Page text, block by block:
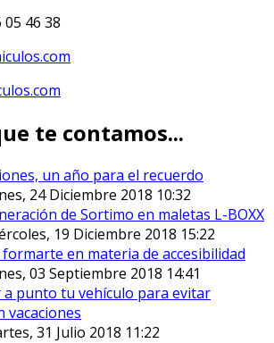
46 38
te contamos...
un año para el recuerdo
24 Diciembre 2018 10:32
de Sortimo en maletas L-BOXX
19 Diciembre 2018 15:22
en materia de accesibilidad
03 Septiembre 2018 14:41
a punto tu vehículo para evitar
vacaciones
31 Julio 2018 11:22